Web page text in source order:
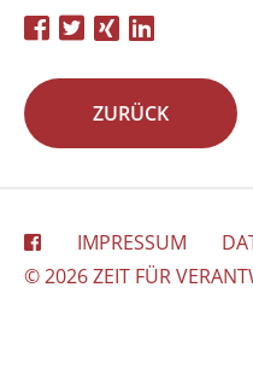
ZURÜCK
IMPRESSUM
© 2026 ZEIT FÜR